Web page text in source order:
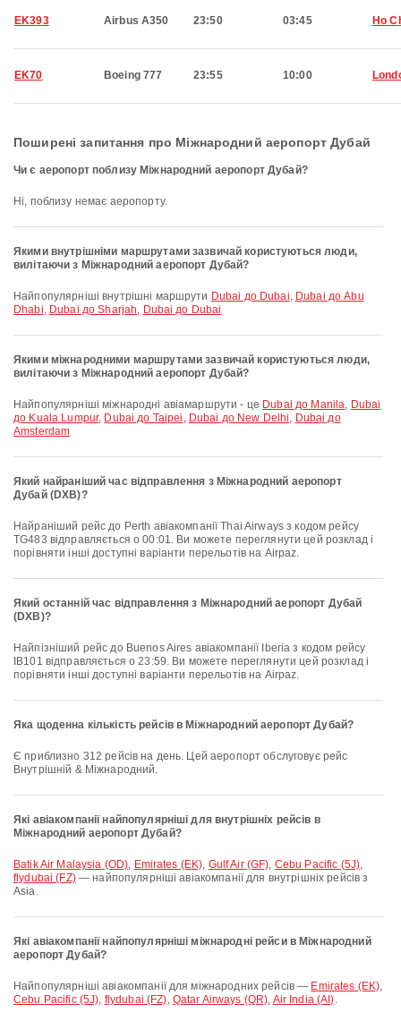
EK393 Airbus A350 23:50 03:45 Ho
EK70 Boeing 777 23:55 10:00
Поширені запитання про Міжнародний аеропорт Дубай
Чи є аеропорт поблизу Міжнародний аеропорт Дубай?
Ні, поблизу немає аеропорту.
Якими внутрішніми маршрутами зазвичай користуються люди,
вилітаючи з Міжнародний аеропорт Дубай?
Найпопулярніші внутрішні маршрути Dubai до Dubai, Dubai до Abu
Dhabi, Dubai до Sharjah, Dubai до Dubai
Якими міжнародними маршрутами зазвичай користуються люди,
вилітаючи з Міжнародний аеропорт Дубай?
Найпопулярніші міжнародні авіамаршрути - це Dubai до Manila, Dubai
до Kuala Lumpur, Dubai до Taipei , Dubai до New Delhi, Dubai до
Amsterdam
Який найраніший час відправлення з Міжнародний аеропорт
Дубай (DXB)?
Найраніший рейс до Perth авіакомпанії Thai Airways з кодом рейсу
TG483 відправляється о 00:01. Ви можете переглянути цей розклад і
порівняти інші доступні варіанти перельотів на Airpaz.
Який останній час відправлення з Міжнародний аеропорт Дубай
(DXB)?
Найпізніший рейс до Buenos Aires авіакомпанії Iberia з кодом рейсу
IB101 відправляється о 23:59. Ви можете переглянути цей розклад і
порівняти інші доступні варіанти перельотів на Airpaz.
Яка щоденна кількість рейсів в Міжнародний аеропорт Дубай?
Є приблизно 312 рейсів на день. Цей аеропорт обслуговує рейс
Внутрішній & Міжнародний.
Які авіакомпанії найпопулярніші для внутрішніх рейсів в
Міжнародний аеропорт Дубай?
Batik Air Malaysia (OD), Emirates (EK), Gulf Air (GF), Cebu Pacific (5J),
flydubai (FZ)— найпопулярніші авіакомпанії для внутрішніх рейсів з
Asia.
Які авіакомпанії найпопулярніші міжнародні рейси в Міжнародний
аеропорт Дубай?
Найпопулярніші авіакомпанії для міжнародних рейсів — Emirates (EK),
Cebu Pacific (5J), flydubai (FZ), Qatar Airways (QR), Air India (AI).